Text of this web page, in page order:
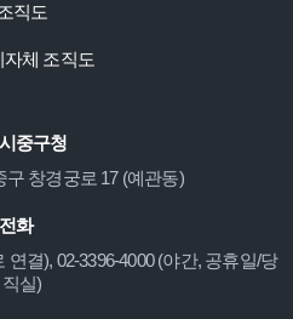
직도
자체 조직도
중구청
구 창경궁로 17 (예관동)
전화
연결), 02-3396-4000 (야간, 공휴일/당
직실)